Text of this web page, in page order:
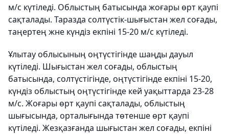
м/с күтіледі. Облыстың батысында жоғары өрт қаупі
сақталады. Таразда солтүстік-шығыстан жел соғады,
таңертең жне күндіз екпіні 15-20 м/с күтіледі.
Ұлытау облысының оңтүстігінде шаңды дауыл
күтіледі. Шығыстан жел соғады, облыстың
батысында, солтүстігінде, оңтүстігінде екпіні 15-20,
күндіз облыстың оңтүстігінде кей уақыттарда 23-28
м/с. Жоғары өрт қаупі сақталады, облыстың
шығысында, орталығында төтенше өрт қаупі
күтіледі. Жезқазғанда шығыстан жел соғады, екпіні